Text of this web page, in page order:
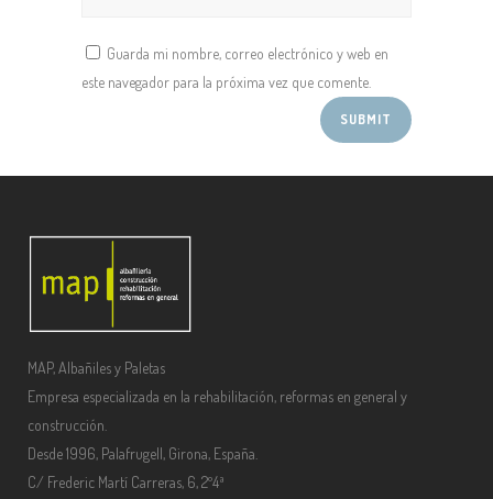
Guarda mi nombre, correo electrónico y web en
este navegador para la próxima vez que comente.
MAP, Albañiles y Paletas
Empresa especializada en la rehabilitación, reformas en general y
construcción.
Desde 1996, Palafrugell, Girona, España.
C/ Frederic Martí Carreras, 6, 2º4ª